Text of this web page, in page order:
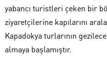
yabancı turistleri çeken bir
ziyaretçilerine kapılarını
Kapadokya turlarının
almaya başlamıştır.